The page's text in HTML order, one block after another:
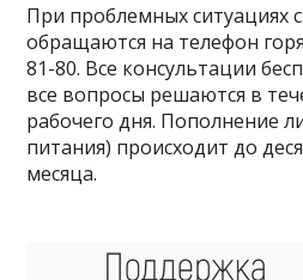
При проблемных ситуациях
обращаются на телефон
81-80. Все консультации
все вопросы решаются в
рабочего дня. Пополнение
питания) происходит до
месяца.